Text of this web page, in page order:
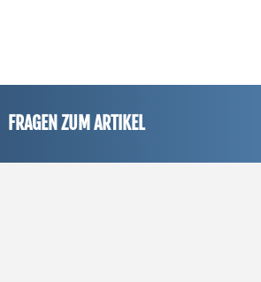
FRAGEN ZUM ARTIKEL